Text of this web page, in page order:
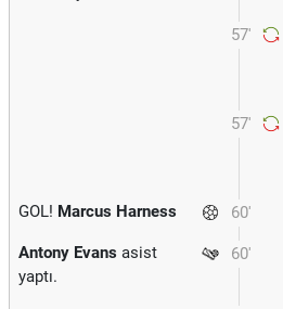
57'
57'
60'
GOL! Marcus Harness
60'
Antony Evans asist
yaptı.